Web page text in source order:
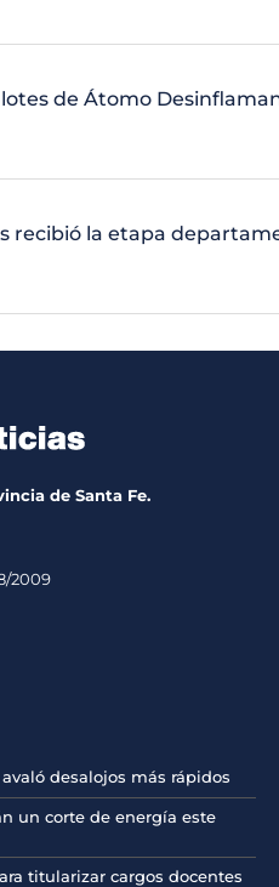
de Átomo
recibió la etapa
de Santa Fe.
2009
desalojos más rápidos
un corte de energía este
titularizar cargos docentes